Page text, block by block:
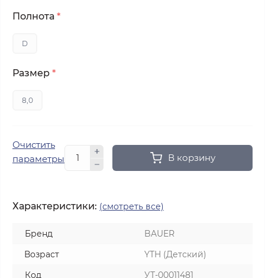
Полнота *
D
Размер *
8,0
Очистить
параметры
В корзину
Характеристики: (смотреть все)
Бренд
BAUER
Возраст
YTH (Детский)
Код
УТ-00011481